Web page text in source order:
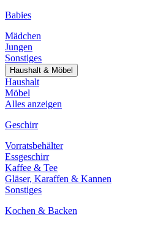
Babies
Mädchen
Jungen
Sonstiges
Haushalt & Möbel
Haushalt
Möbel
Alles anzeigen
Geschirr
Vorratsbehälter
Essgeschirr
Kaffee & Tee
Gläser, Karaffen & Kannen
Sonstiges
Kochen & Backen